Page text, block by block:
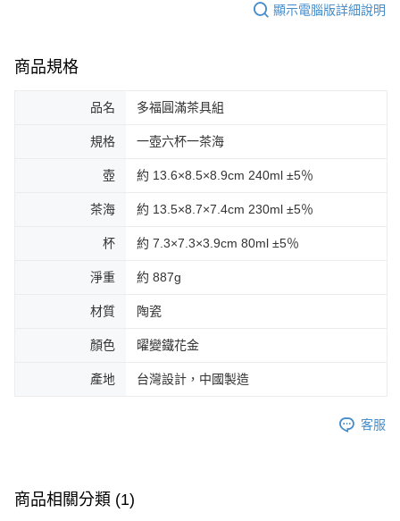
顯示電腦版詳細說明
商品規格
品名 多福圓滿茶具組
規格 一壺六杯一茶海
壺 約 13.6×8.5×8.9cm 240ml ±5％
茶海 約 13.5×8.7×7.4cm 230ml ±5％
杯 約 7.3×7.3×3.9cm 80ml ±5％
淨重 約 887g
材質 陶瓷
顏色 曜變鐵花金
產地 台灣設計，中國製造
客服
商品相關分類 (1)